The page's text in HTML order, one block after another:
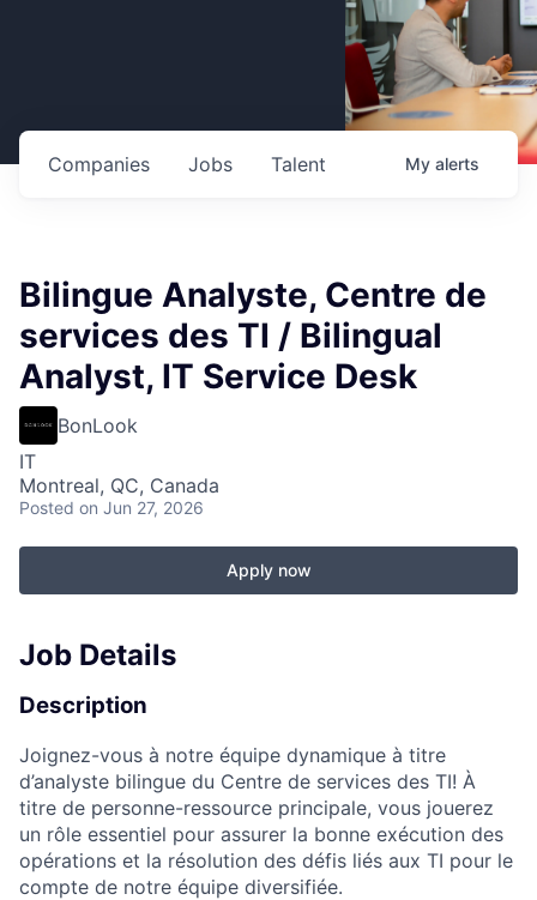
Jobs
Companies Talent My alerts
Bilingue Analyste, Centre de
services des TI / Bilingual
Analyst, IT Service Desk
BonLook
IT
Montreal, QC, Canada
Posted on Jun 27, 2026
Apply now
Job Details
Description
Joignez-vous à notre équipe dynamique à titre
d’analyste bilingue du Centre de services des TI! À
titre de personne-ressource principale, vous jouerez
un rôle essentiel pour assurer la bonne exécution des
opérations et la résolution des défis liés aux TI pour le
compte de notre équipe diversifiée.